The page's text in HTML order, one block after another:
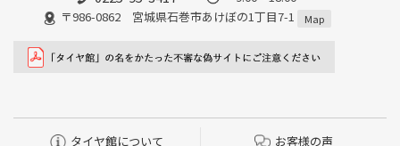
〒986-0862 宮城県石巻市あけぼの1丁目7-1
Map
タイヤ館について お客様の声